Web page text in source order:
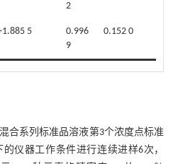
2
5
0.996
9
0.152 0
合系列标准品溶液第3个浓度点标准
仪器工作条件进行连续进样6次，